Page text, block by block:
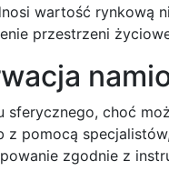
wartość rynkową
przestrzeni
sferycznego, choć
z pomocą
zgodnie z